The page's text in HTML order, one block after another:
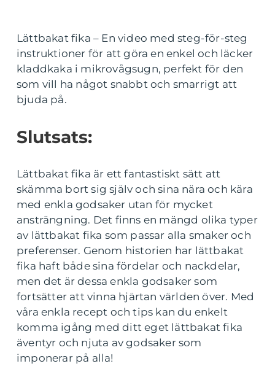
Lättbakat fika – En video med steg-för-steg
instruktioner för att göra en enkel och läcker
kladdkaka i mikrovågsugn, perfekt för den
som vill ha något snabbt och smarrigt att
bjuda på.
Slutsats:
Lättbakat fika är ett fantastiskt sätt att
skämma bort sig själv och sina nära och kära
med enkla godsaker utan för mycket
ansträngning. Det finns en mängd olika typer
av lättbakat fika som passar alla smaker och
preferenser. Genom historien har lättbakat
fika haft både sina fördelar och nackdelar,
men det är dessa enkla godsaker som
fortsätter att vinna hjärtan världen över. Med
våra enkla recept och tips kan du enkelt
komma igång med ditt eget lättbakat fika
äventyr och njuta av godsaker som
imponerar på alla!